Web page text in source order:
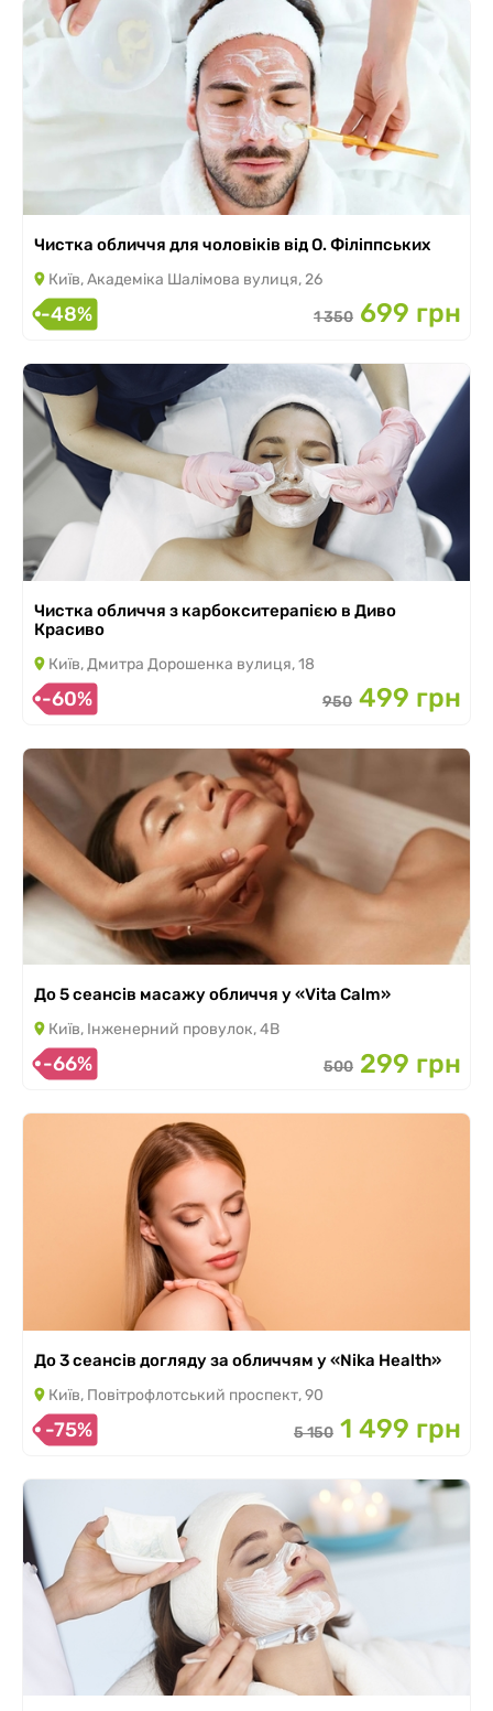
Чистка обличчя для чоловіків від О. Філіппських
Київ, Академіка Шалімова вулиця, 26
-48% 1 350 699 грн
Чистка обличчя з карбокситерапією в Диво
Красиво
Київ, Дмитра Дорошенка вулиця, 18
-60% 950 499 грн
До 5 сеансів масажу обличчя у «Vita Calm»
Київ, Інженерний провулок, 4В
-66% 500 299 грн
До 3 сеансів догляду за обличчям у «Nika Health»
Київ, Повітрофлотський проспект, 90
-75% 5 150 1 499 грн